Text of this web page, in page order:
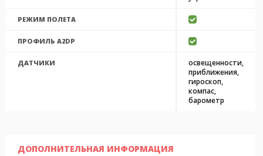
РЕЖИМ ПОЛЕТА
ПРОФИЛЬ A2DP
ДАТЧИКИ
освещенности,
приближения,
гироскоп,
компас,
барометр
ДОПОЛНИТЕЛЬНАЯ ИНФОРМАЦИЯ